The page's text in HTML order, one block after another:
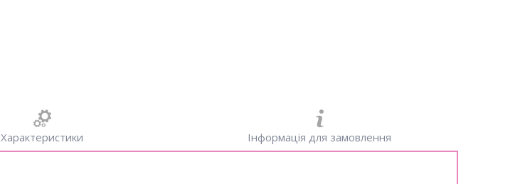
Характеристики Інформація для замовлення